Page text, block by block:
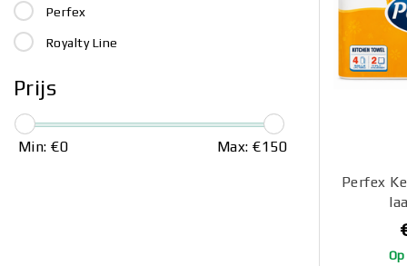
Perfex
Royalty Line
Prijs
Min: €0 Max: €150
Perfex